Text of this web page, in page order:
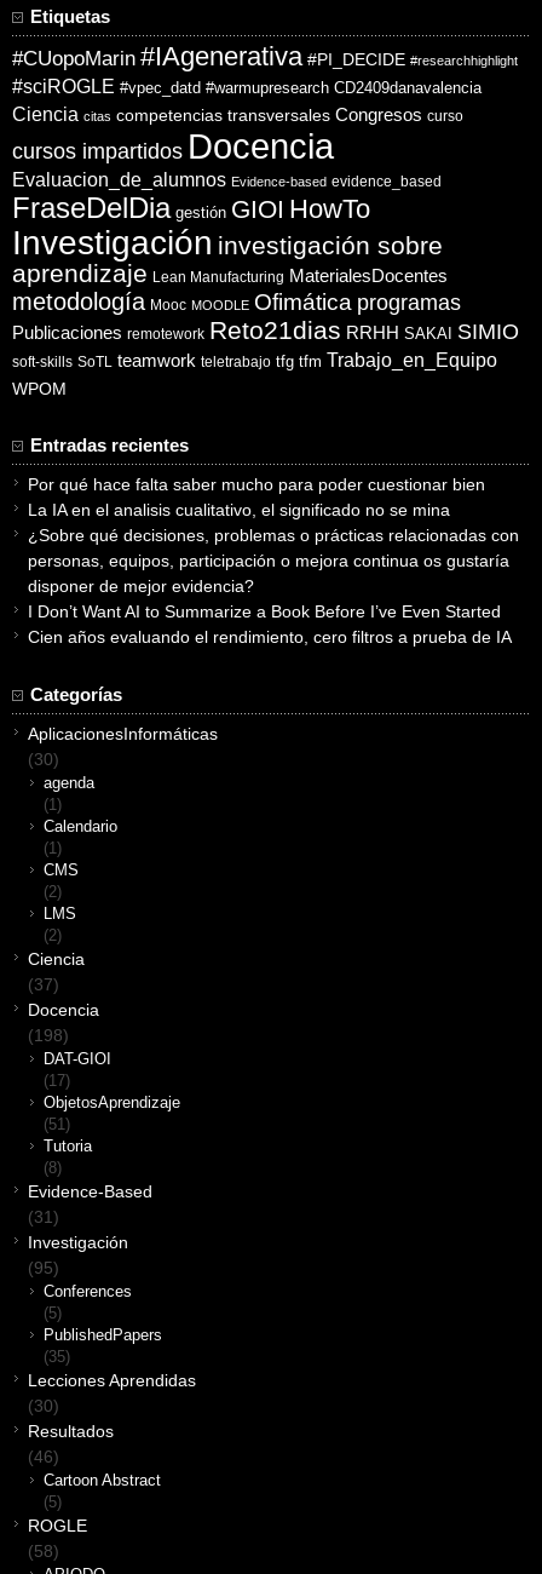
Etiquetas
#CUopoMarin #IAgenerativa #PI_DECIDE #researchhighlight
#sciROGLE #vpec_datd #warmupresearch CD2409danavalencia
Ciencia citas competencias transversales Congresos curso
cursos impartidos Docencia
Evaluacion_de_alumnos Evidence-based evidence_based
FraseDelDia gestión GIOI HowTo
Investigación investigación sobre
aprendizaje Lean Manufacturing MaterialesDocentes
metodología Mooc MOODLE Ofimática programas
Publicaciones remotework Reto21dias RRHH SAKAI SIMIO
soft-skills SoTL teamwork teletrabajo tfg tfm Trabajo_en_Equipo
WPOM
Entradas recientes
Por qué hace falta saber mucho para poder cuestionar bien
La IA en el analisis cualitativo, el significado no se mina
¿Sobre qué decisiones, problemas o prácticas relacionadas con
personas, equipos, participación o mejora continua os gustaría
disponer de mejor evidencia?
I Don’t Want AI to Summarize a Book Before I’ve Even Started
Cien años evaluando el rendimiento, cero filtros a prueba de IA
Categorías
AplicacionesInformáticas
(30)
agenda
(1)
Calendario
(1)
CMS
(2)
LMS
(2)
Ciencia
(37)
Docencia
(198)
DAT-GIOI
(17)
ObjetosAprendizaje
(51)
Tutoria
(8)
Evidence-Based
(31)
Investigación
(95)
Conferences
(5)
PublishedPapers
(35)
Lecciones Aprendidas
(30)
Resultados
(46)
Cartoon Abstract
(5)
ROGLE
(58)